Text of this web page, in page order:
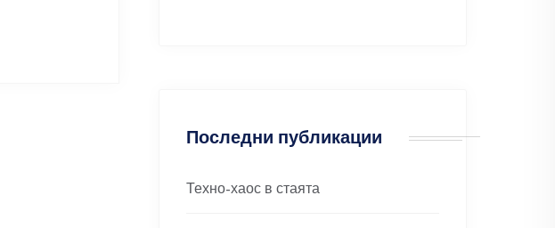
Последни публикации
Техно-хаос в стаята